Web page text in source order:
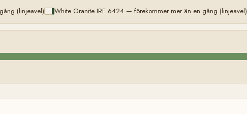
(linjeavel) White Granite IRE 6424 — förekommer mer än en gång (linjeavel)